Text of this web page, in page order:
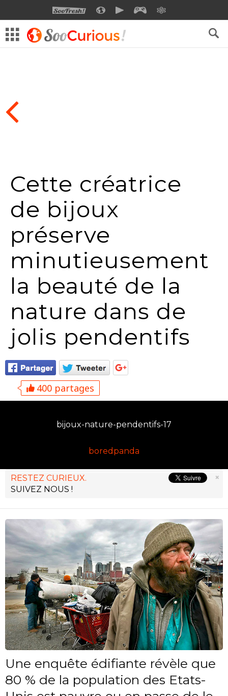
SOOFRESHSOOCURIOUSSOOMOTIONSOOGEEK
Cette créatrice
de bijoux
préserve
minutieusement
la beauté de la
nature dans de
jolis pendentifs
400 partages
bijoux-nature-pendentifs-17
boredpanda
×
RESTEZ CURIEUX.
SUIVEZ NOUS !
Une enquête édifiante révèle que
80 % de la population des Etats-